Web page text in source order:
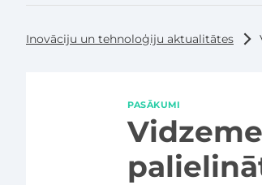
Inovāciju un tehnoloģiju aktualitātes
PASĀKUMI